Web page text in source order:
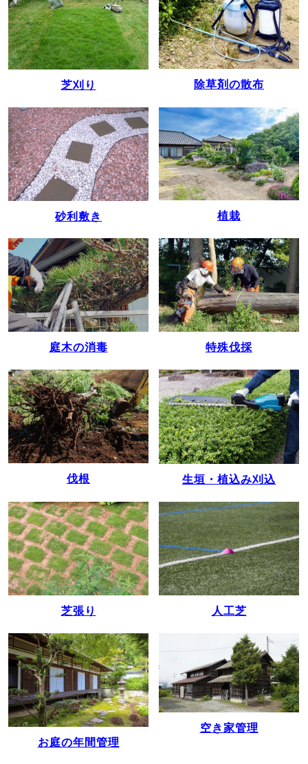
芝刈り 除草剤の散布
砂利敷き 植栽
庭木の消毒 特殊伐採
伐根 生垣・植込み刈込
芝張り 人工芝
お庭の年間管理
空き家管理